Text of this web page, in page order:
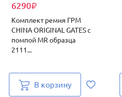
6290₽
Комплект ремня ГРМ
CHINA ORIGINAL GATES с
помпой MR образца
2111...
В корзину